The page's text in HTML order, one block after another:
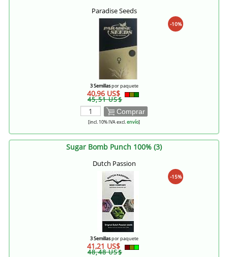
Paradise Seeds
-10%
3 Semillaspor paquete
40,96 US$
45,51 US$
Comprar
[incl. 10% IVA excl.envío]
Sugar Bomb Punch 100% (3)
Dutch Passion
-15%
3 Semillaspor paquete
41,21 US$
48,48 US$